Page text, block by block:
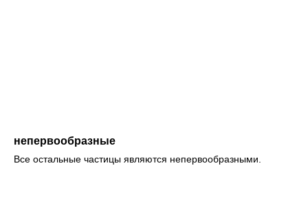
непервообразные
Все остальные частицы являются непервообразными.